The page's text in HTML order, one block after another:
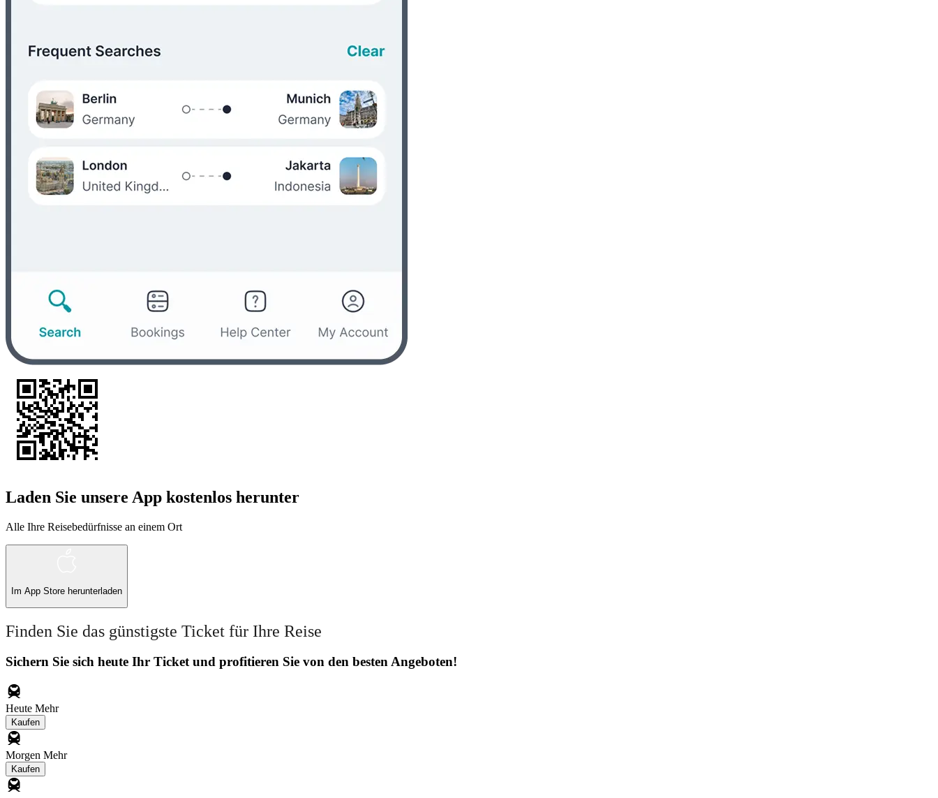
Laden Sie unsere App kostenlos herunter
Alle Ihre Reisebedürfnisse an einem Ort
Im App Store herunterladen
Finden Sie das günstigste Ticket für Ihre Reise
Sichern Sie sich heute Ihr Ticket und profitieren Sie von den besten Angeboten!
Heute Mehr
Kaufen
Morgen Mehr
Kaufen